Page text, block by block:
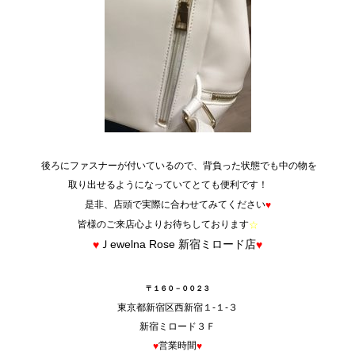
後ろにファスナーが付いているので、背負った状態でも中の物を
取り出せるようになっていてとても便利です！
是非、店頭で実際に合わせてみてください♥
皆様のご来店心よりお待ちしております☆
♥ Ｊewelna Rose 新宿ミロード店♥
〒１６０－００２３
東京都新宿区西新宿１-１-３
新宿ミロード３Ｆ
♥営業時間♥